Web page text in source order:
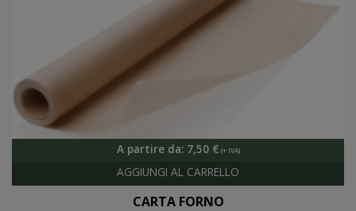
A partire da: 7,50 €
CARTA FORNO